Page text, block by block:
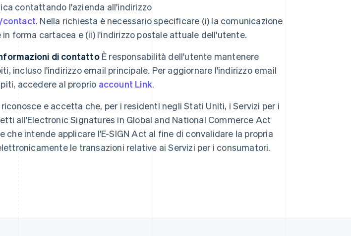
contattando l'azienda all'indirizzo
contact. Nella richiesta è necessario specificare (i) la comunicazione
in forma cartacea e (ii) l'indirizzo postale attuale dell'utente.
di contattoÈ responsabilità dell'utente mantenere
incluso l'indirizzo email principale. Per aggiornare l'indirizzo email
accedere al proprio account Link.
e accetta che, per i residenti negli Stati Uniti, i Servizi per i
all'Electronic Signatures in Global and National Commerce Act
che intende applicare l'E-SIGN Act al fine di convalidare la propria
le transazioni relative ai Servizi per i consumatori.
Lussemburgo
FrançaisDeutschEnglish
Malaysia
English简体中文
Messico
Español English
Norvegia
Nuova Zelanda
Romania
English
Singapore
Slovenia
EnglishItaliano
Spagna
Stati Uniti